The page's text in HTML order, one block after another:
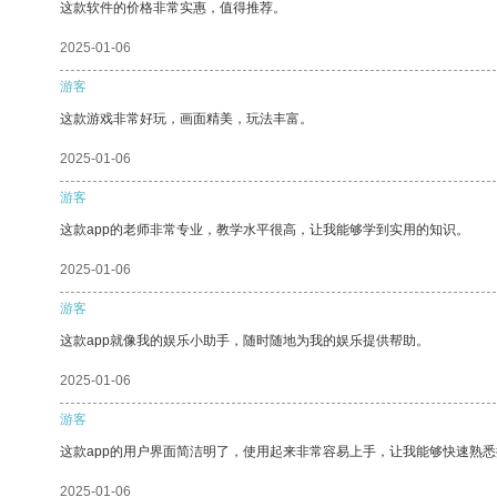
这款软件的价格非常实惠，值得推荐。
2025-01-06
游客
这款游戏非常好玩，画面精美，玩法丰富。
2025-01-06
游客
这款app的老师非常专业，教学水平很高，让我能够学到实用的知识。
2025-01-06
游客
这款app就像我的娱乐小助手，随时随地为我的娱乐提供帮助。
2025-01-06
游客
这款app的用户界面简洁明了，使用起来非常容易上手，让我能够快速熟
2025-01-06